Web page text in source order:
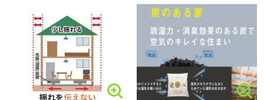
ヨークフーズ夏見台店まで730m 徒歩9分～徒歩10分